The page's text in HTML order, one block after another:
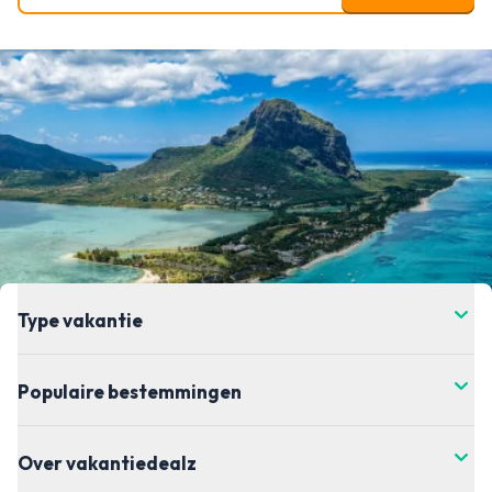
Type vakantie
Populaire bestemmingen
Over vakantiedealz